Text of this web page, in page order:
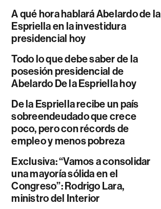
A qué hora hablará Abelardo de la
Espriella en la investidura
presidencial hoy
Todo lo que debe saber de la
posesión presidencial de
Abelardo De la Espriella hoy
De la Espriella recibe un país
sobreendeudado que crece
poco, pero con récords de
empleo y menos pobreza
Exclusiva: “Vamos a consolidar
una mayoría sólida en el
Congreso”: Rodrigo Lara,
ministro del Interior